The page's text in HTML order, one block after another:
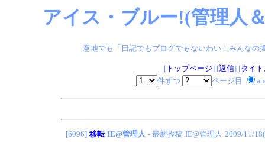
アイス・ブルー!(管理人
意地でも「日記でもブログでもないわい！みんなの
[トップページ] [返信] [タイ
件ずつ
ページ目
[6096] 移転 IE@管理人 - 最新投稿 IE@管理人 2009/11/